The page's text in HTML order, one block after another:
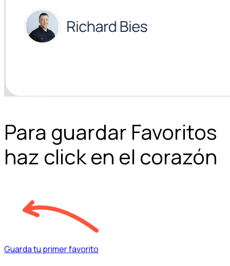
Para guardar Favoritos
haz click en el corazón
Guarda tu primer favorito